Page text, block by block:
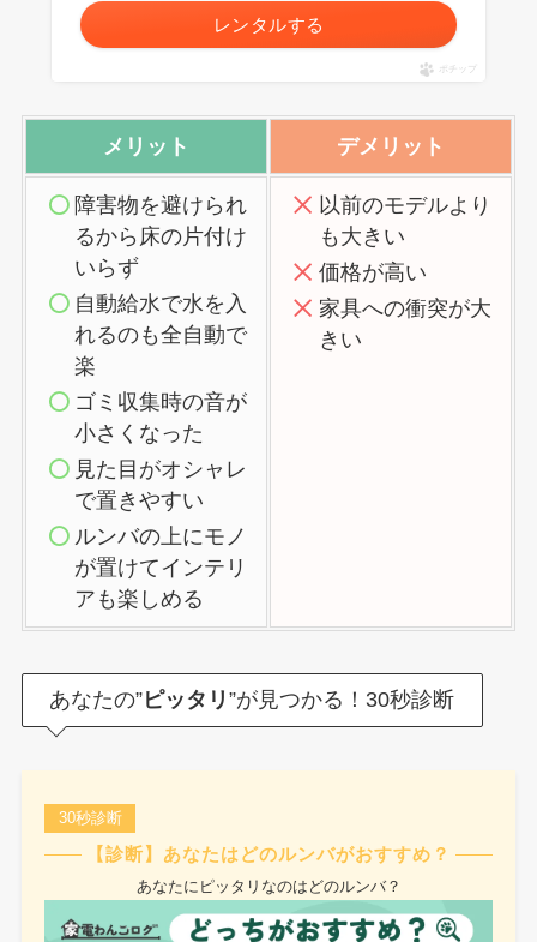
レンタルする
ポチップ
メリット デメリット
障害物を避けられ
るから床の片付け
いらず
自動給水で水を入
れるのも全自動で
楽
ゴミ収集時の音が
小さくなった
見た目がオシャレ
で置きやすい
ルンバの上にモノ
が置けてインテリ
アも楽しめる
以前のモデルより
も大きい
価格が高い
家具への衝突が大
きい
あなたの”ピッタリ”が見つかる！30秒診断
30秒診断
【診断】あなたはどのルンバがおすすめ？
あなたにピッタリなのはどのルンバ？